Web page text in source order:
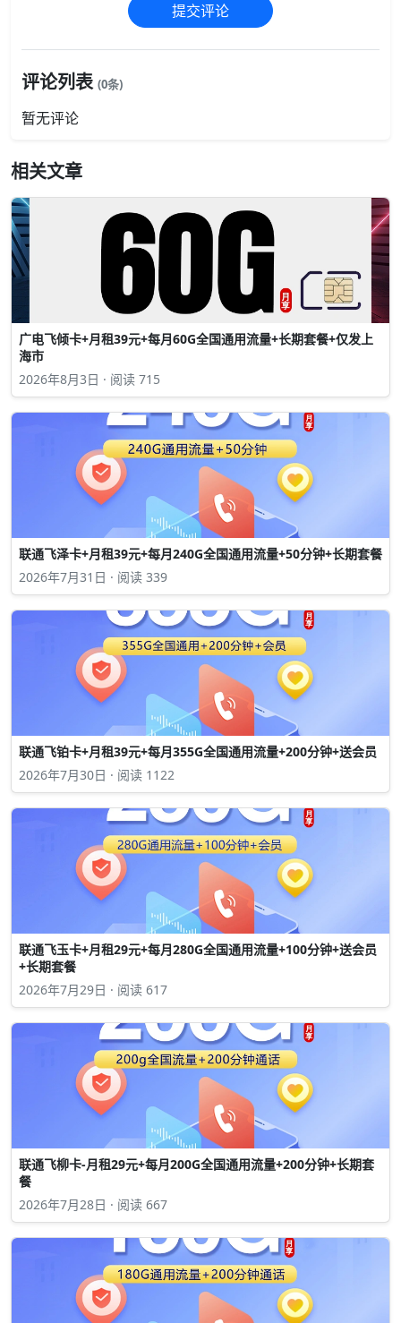
提交评论
评论列表 (0条)
暂无评论
相关文章
广电飞倾卡+月租39元+每月60G全国通用流量+长期套餐+仅发上
海市
2026年8月3日 · 阅读 715
联通飞泽卡+月租39元+每月240G全国通用流量+50分钟+长期套餐
2026年7月31日 · 阅读 339
联通飞铂卡+月租39元+每月355G全国通用流量+200分钟+送会员
2026年7月30日 · 阅读 1122
联通飞玉卡+月租29元+每月280G全国通用流量+100分钟+送会员
+长期套餐
2026年7月29日 · 阅读 617
联通飞柳卡-月租29元+每月200G全国通用流量+200分钟+长期套
餐
2026年7月28日 · 阅读 667